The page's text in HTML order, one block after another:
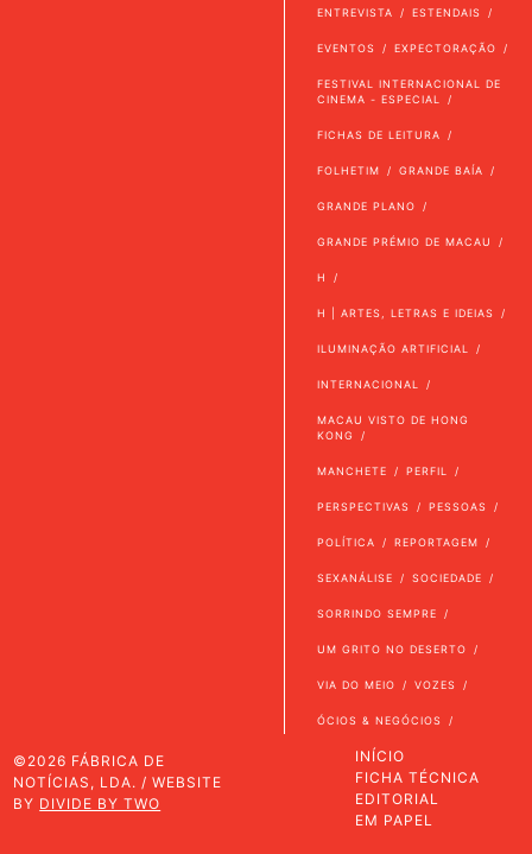
ENTREVISTA ESTENDAIS
EVENTOS EXPECTORAÇÃO
FESTIVAL INTERNACIONAL DE
CINEMA - ESPECIAL
FICHAS DE LEITURA
FOLHETIM GRANDE BAÍA
GRANDE PLANO
GRANDE PRÉMIO DE MACAU
H
H | ARTES, LETRAS E IDEIAS
ILUMINAÇÃO ARTIFICIAL
INTERNACIONAL
MACAU VISTO DE HONG
KONG
MANCHETE PERFIL
PERSPECTIVAS PESSOAS
POLÍTICA REPORTAGEM
SEXANÁLISE SOCIEDADE
SORRINDO SEMPRE
UM GRITO NO DESERTO
VIA DO MEIO VOZES
ÓCIOS & NEGÓCIOS
©2026 FÁBRICA DE
NOTÍCIAS, LDA. / WEBSITE
BY DIVIDE BY TWO
INÍCIO
FICHA TÉCNICA
EDITORIAL
EM PAPEL